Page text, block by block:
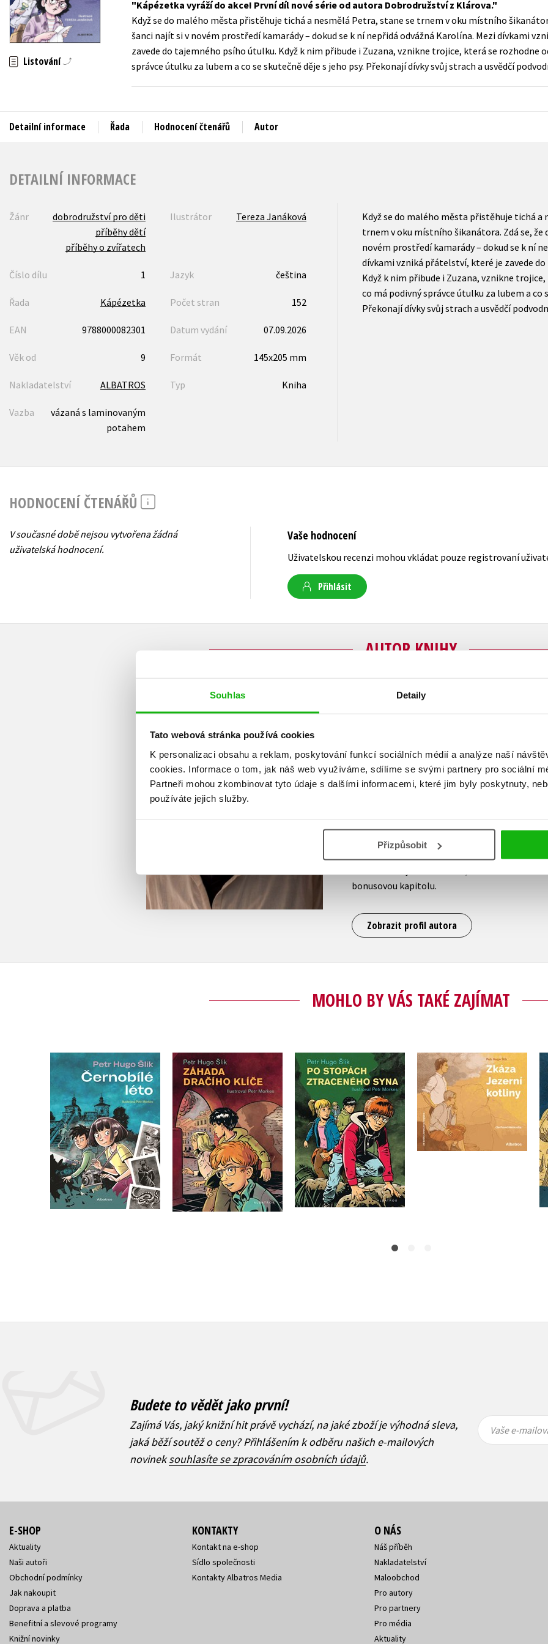
Souhlas Detaily
Tato webová stránka používá cookies
K personalizaci obsahu a reklam, poskytování funkcí sociálních médií a analýze naší
cookies. Informace o tom, jak náš web využíváme, sdílíme se svými partnery pro sociální
Partneři mohou zkombinovat tyto údaje s dalšími informacemi, které jim byly poskytnuty,
používáte jejich služby.
Přizpůsobit
Auto - moto
Beletrie pro děti
Jazyky
Kariéra a osobní rozvoj
Populárně - naučná pro dospělé
Populárně - naučné pro děti
Předškoláci
Příroda a zahrada
Young adult (SK)
Zahraniční literatura
Zdraví a životní styl
Všechny tituly
Listování
Kápézetka vyráží do akce! První díl nové série od autora Dobrodružství z Klárova.
Když se do malého města přistěhuje tichá a nesmělá Petra, stane se trnem v oku místního
šanci najít si v novém prostředí kamarády – dokud se k ní nepřidá odvážná Karolína. Mezi dívkami
zavede do tajemného psího útulku. Když k nim přibude i Zuzana, vznikne trojice, která se rozhodne
správce útulku za lubem a co se skutečně děje s jeho psy. Překonají dívky svůj strach a usvědčí
Detailní informace Řada Hodnocení čtenářů Autor
DETAILNÍ INFORMACE
Žánr
dobrodružství pro děti
příběhy dětí
příběhy o zvířatech
Ilustrátor Tereza Janáková
Číslo dílu 1 Jazyk čeština
Řada Kápézetka Počet stran 152
EAN 9788000082301 Datum vydání 07.09.2026
Věk od 9 Formát 145x205 mm
Nakladatelství ALBATROS Typ Kniha
Vazba
vázaná s laminovaným
potahem
Když se do malého města přistěhuje tichá a
trnem v oku místního šikanátora. Zdá se, že
novém prostředí kamarády – dokud se k ní
dívkami vzniká přátelství, které je zavede
Když k nim přibude i Zuzana, vznikne
co má podivný správce útulku za lubem a co
Překonají dívky svůj strach a usvědčí
HODNOCENÍ ČTENÁŘŮ
V současné době nejsou vytvořena žádná
uživatelská hodnocení.
Vaše hodnocení
Uživatelskou recenzi mohou vkládat pouze registrovaní
Přihlásit
AUTOR KNIHY
Petr Hugo Šlik
zároveň skládá hudbu a píše texty. Žije v
knih pro děti a mládež i dospělé. Je držitelem
SČKN a České sekce IBBY. V roce 2016 vydal
bonusovou kapitolu.
Zobrazit profil autora
MOHLO BY VÁS TAKÉ ZAJÍMAT
Černobílé léto
Petr Hugo Šlik
Do košíku
349 Kč
279 Kč
Záhada dračího klíče
Petr Hugo Šlik
Do košíku
299 Kč
239 Kč
Po stopách ztraceného
syna
Petr Hugo Šlik
Do košíku
299 Kč
239 Kč
Zkáza Jezerní kotliny
(audiokniha)
Petr Hugo Šlik
,
Jaroslav Foglar
Budete to vědět jako první!
Zajímá Vás, jaký knižní hit právě vychází, na jaké zboží je výhodná sleva,
jaká běží soutěž o ceny? Přihlášením k odběru našich e-mailových
novineksouhlasíte se zpracováním osobních údajů.
mailová
mailová
Vaše e-
E-SHOP
Aktuality
Naši autoři
Obchodní podmínky
Jak nakoupit
Doprava a platba
Benefitní a slevové programy
Knižní novinky
KONTAKTY
Kontakt na e-shop
Sídlo společnosti
Kontakty Albatros Media
O NÁS
Náš příběh
Nakladatelství
Maloobchod
Pro autory
Pro partnery
Pro média
Aktuality